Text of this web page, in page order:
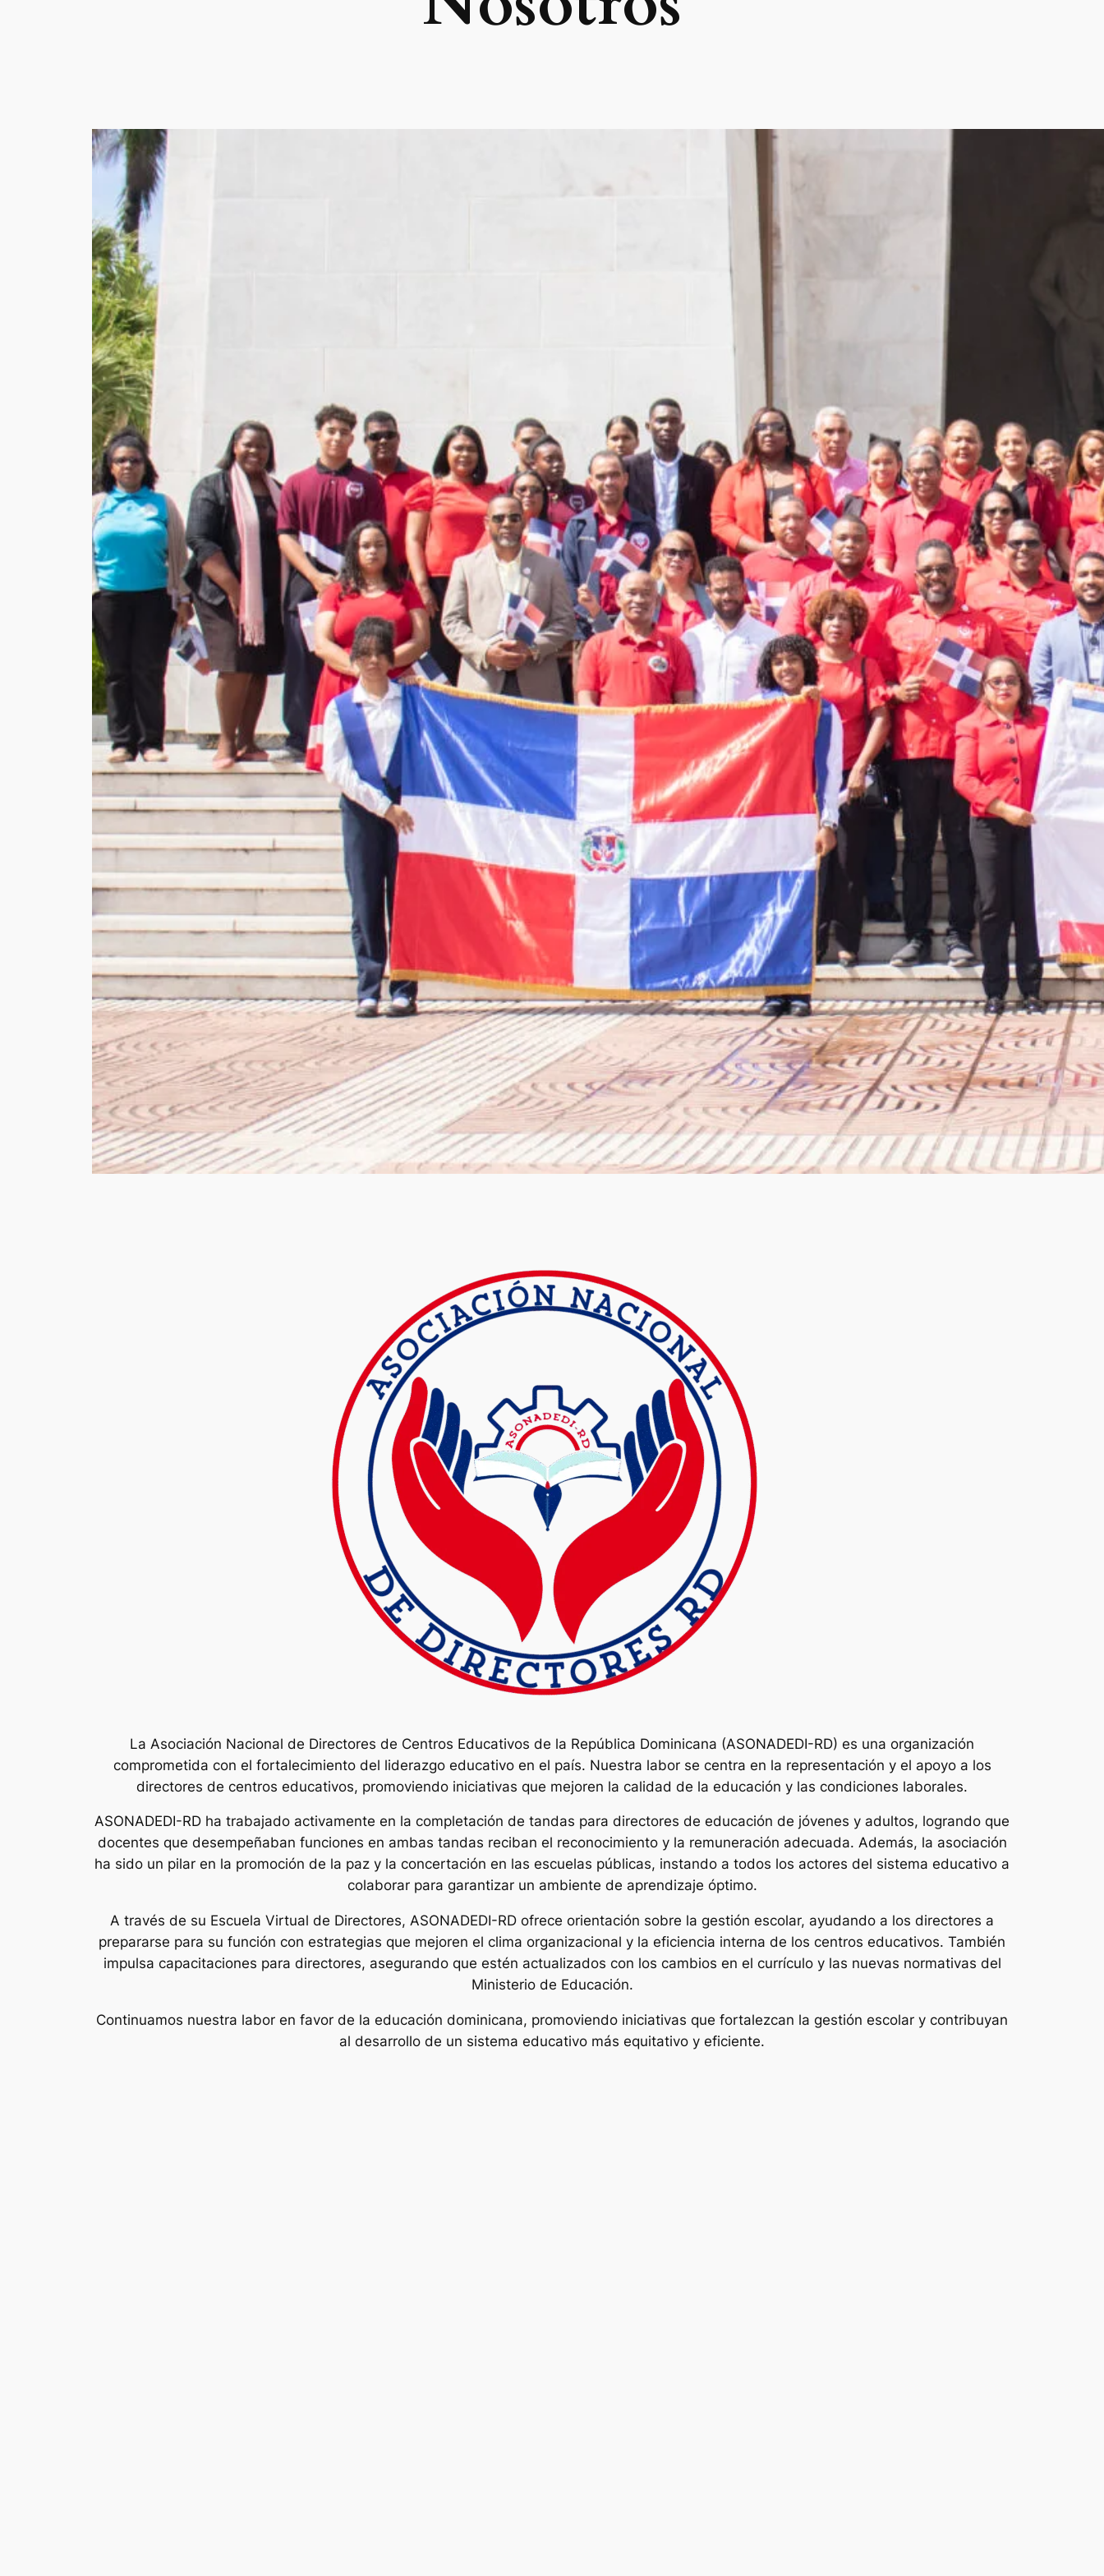
La Asociación Nacional de Directores de Centros Educativos de la República Dominicana (ASONADEDI-RD) es una organización
comprometida con el fortalecimiento del liderazgo educativo en el país. Nuestra labor se centra en la representación y el apoyo a los
directores de centros educativos, promoviendo iniciativas que mejoren la calidad de la educación y las condiciones laborales.
ASONADEDI-RD ha trabajado activamente en la completación de tandas para directores de educación de jóvenes y adultos, logrando que
docentes que desempeñaban funciones en ambas tandas reciban el reconocimiento y la remuneración adecuada. Además, la asociación
ha sido un pilar en la promoción de la paz y la concertación en las escuelas públicas, instando a todos los actores del sistema educativo a
colaborar para garantizar un ambiente de aprendizaje óptimo.
A través de su Escuela Virtual de Directores, ASONADEDI-RD ofrece orientación sobre la gestión escolar, ayudando a los directores a
prepararse para su función con estrategias que mejoren el clima organizacional y la eficiencia interna de los centros educativos. También
impulsa capacitaciones para directores, asegurando que estén actualizados con los cambios en el currículo y las nuevas normativas del
Ministerio de Educación.
Continuamos nuestra labor en favor de la educación dominicana, promoviendo iniciativas que fortalezcan la gestión escolar y contribuyan
al desarrollo de un sistema educativo más equitativo y eficiente.